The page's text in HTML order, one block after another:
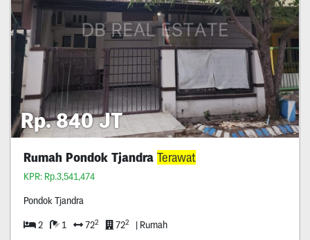
Rp. 840 JT
Rumah Pondok Tjandra Terawat
KPR: Rp.3,541,474
Pondok Tjandra
2 1 722 722 | Rumah